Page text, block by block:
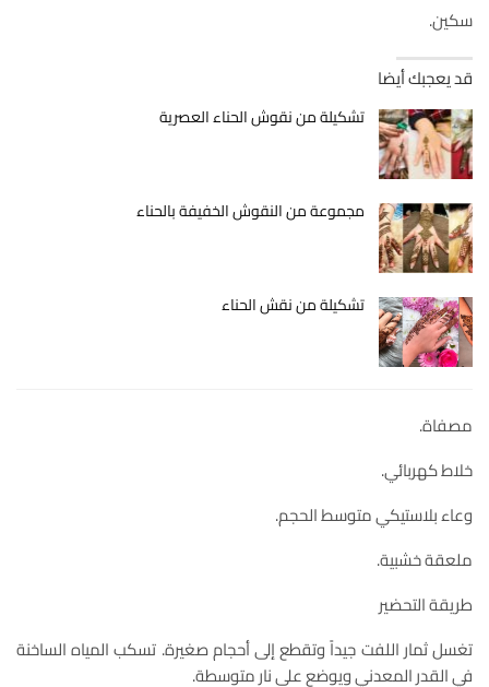
سكين.
قد يعجبك أيضا
تشكيلة من نقوش الحناء العصرية
مجموعة من النقوش الخفيفة بالحناء
تشكيلة من نقش الحناء
مصفاة.
خلاط كهربائي.
وعاء بلاستيكي متوسط الحجم.
ملعقة خشبية.
طريقة التحضير
تغسل ثمار اللفت جيداً وتقطع إلى أحجام صغيرة. تسكب المياه الساخنة
في القدر المعدني ويوضع على نار متوسطة.